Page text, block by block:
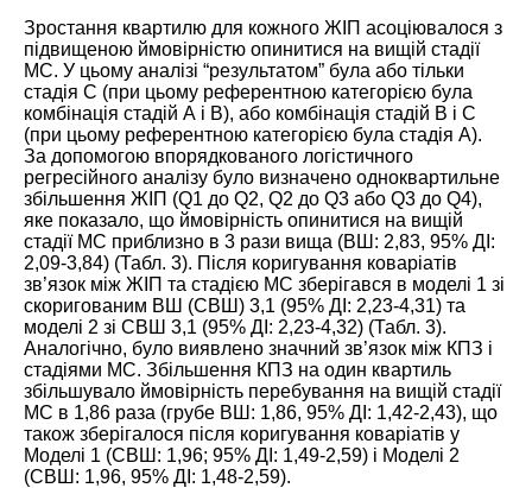
Зростання квартилю для кожного ЖІП асоціювалося з
підвищеною ймовірністю опинитися на вищій стадії
МС. У цьому аналізі “результатом” була або тільки
стадія С (при цьому референтною категорією була
комбінація стадій А і В), або комбінація стадій В і С
(при цьому референтною категорією була стадія А).
За допомогою впорядкованого логістичного
регресійного аналізу було визначено одноквартильне
збільшення ЖІП (Q1 до Q2, Q2 до Q3 або Q3 до Q4),
яке показало, що ймовірність опинитися на вищій
стадії МС приблизно в 3 рази вища (ВШ: 2,83, 95% ДІ:
2,09-3,84) (Табл. 3). Після коригування коваріатів
зв’язок між ЖІП та стадією МС зберігався в моделі 1 зі
скоригованим ВШ (СВШ) 3,1 (95% ДІ: 2,23-4,31) та
моделі 2 зі СВШ 3,1 (95% ДІ: 2,23-4,32) (Табл. 3).
Аналогічно, було виявлено значний зв’язок між КПЗ і
стадіями МС. Збільшення КПЗ на один квартиль
збільшувало ймовірність перебування на вищій стадії
МС в 1,86 раза (грубе ВШ: 1,86, 95% ДІ: 1,42-2,43), що
також зберігалося після коригування коваріатів у
Моделі 1 (СВШ: 1,96; 95% ДІ: 1,49-2,59) і Моделі 2
(СВШ: 1,96, 95% ДІ: 1,48-2,59).